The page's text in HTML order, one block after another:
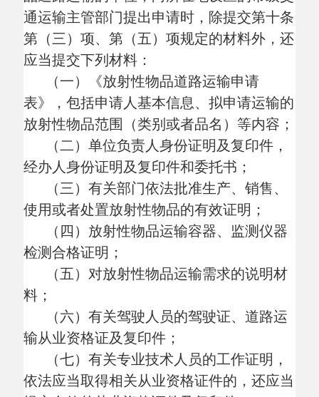
例》和《交通行政许可实施程序规定》以及
本规定规范的程序实施行政许可。
决定准予许可的，应当向被许可人作出
准予行政许可的书面决定，并在
射性物品道路运输经营申请人发放《道路运
输经营许可证》，向非经营性放射性物品道
路运输申请人颁发《放射性物品道路运输许
可证》。决定不予许可的，应当书面通知申
请人并说明理由。
第十三条 对申请时未购置专用车辆，
但提交拟投入车辆承诺书的，被许可人应当
自收到《道路运输经营许可证》或者《放射
性物品道路运输许可证》之日起半年内落实
拟投入车辆承诺书。做出许可决定的交通运
输主管部门对被许可人落实拟投入车辆承诺
书的落实情况进行核实，符合许可要求的，
应当为专用车辆配发《道路运输证》。
对申请时已购置专用车辆，且按照第十
条、第十一条规定提交了专用车辆有关材料
的，做出许可决定的交通运输主管部门应当
对专用车辆情况进行核实，符合许可要求